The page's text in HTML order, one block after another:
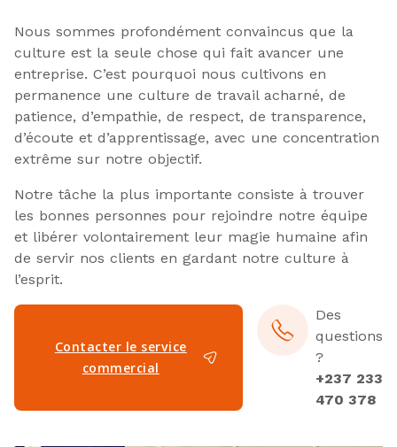
Nous sommes profondément convaincus que la
culture est la seule chose qui fait avancer une
entreprise. C’est pourquoi nous cultivons en
permanence une culture de travail acharné, de
patience, d’empathie, de respect, de transparence,
d’écoute et d’apprentissage, avec une concentration
extrême sur notre objectif.
Notre tâche la plus importante consiste à trouver
les bonnes personnes pour rejoindre notre équipe
et libérer volontairement leur magie humaine afin
de servir nos clients en gardant notre culture à
l’esprit.
Contacter le service
commercial
Des
questions
?
+237 233
470 378